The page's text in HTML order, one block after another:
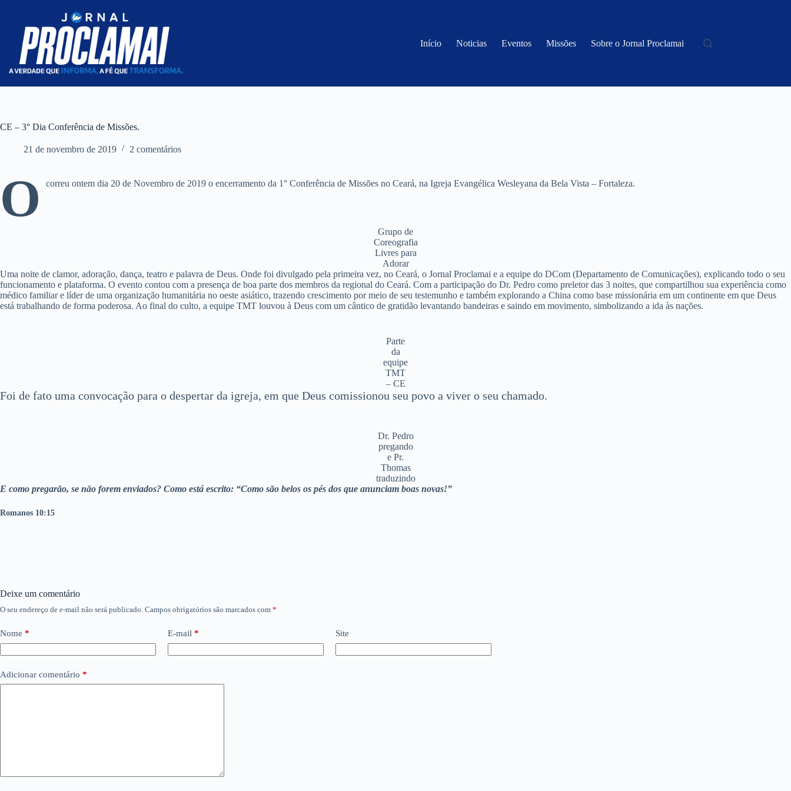
conteúdo
Início Noticias Eventos Missões Sobre o Jornal Proclamai
CE – 3° Dia Conferência de Missões.
21 de novembro de 2019 2 comentários
O correu ontem dia 20 de Novembro de 2019 o encerramento da 1° Conferência de Missões no Ceará, na Igreja Evangélica Wesleyana da Bela Vista – Fortaleza.
Grupo de
Coreografia
Livres para
Adorar
Uma noite de clamor, adoração, dança, teatro e palavra de Deus. Onde foi divulgado pela primeira vez, no Ceará, o Jornal Proclamai e a equipe do DCom (Departamento de Comunicações), explicando todo o seu
funcionamento e plataforma. O evento contou com a presença de boa parte dos membros da regional do Ceará. Com a participação do Dr. Pedro como preletor das 3 noites, que compartilhou sua experiência como
médico familiar e líder de uma organização humanitária no oeste asiático, trazendo crescimento por meio de seu testemunho e também explorando a China como base missionária em um continente em que Deus
está trabalhando de forma poderosa. Ao final do culto, a equipe TMT louvou à Deus com um cântico de gratidão levantando bandeiras e saindo em movimento, simbolizando a ida às nações.
Parte
da
equipe
TMT
– CE
Foi de fato uma convocação para o despertar da igreja, em que Deus comissionou seu povo a viver o seu chamado.
Dr. Pedro
pregando
e Pr.
Thomas
traduzindo
E como pregarão, se não forem enviados? Como está escrito: “Como são belos os pés dos que anunciam boas novas!”
Romanos 10:15
Deixe um comentário
O seu endereço de e-mail não será publicado. Campos obrigatórios são marcados com *
Nome * E-mail * Site
Adicionar comentário *